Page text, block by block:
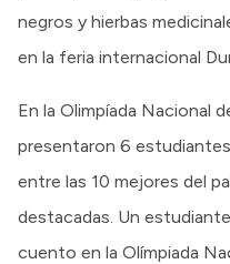
negros y hierbas
en la feria internacional
En la Olimpíada Nacional
presentaron 6
entre las 10 mejores del
destacadas. Un
cuento en la Olímpiada